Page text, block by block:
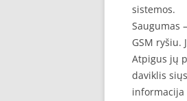
sistemos.
Saugumas
GSM
Atpigus jų
daviklis
informacija